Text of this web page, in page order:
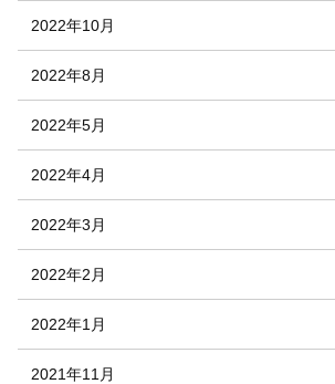
2022年10月
2022年8月
2022年5月
2022年4月
2022年3月
2022年2月
2022年1月
2021年11月